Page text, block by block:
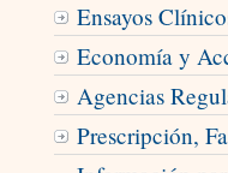
Ensayos
Economía y
Agencias
Prescripción,